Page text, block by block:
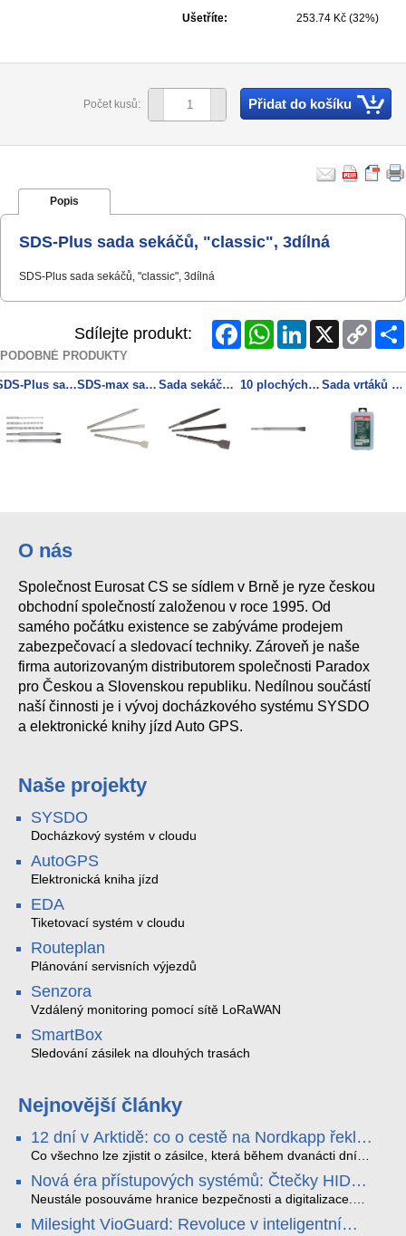
Ušetříte: 253.74 Kč (32%)
Počet kusů: Přidat do košíku
Popis
SDS-Plus sada sekáčů, "classic", 3dílná
SDS-Plus sada sekáčů, "classic", 3dílná
Sdílejte produkt: FacebookWhatsAppLinkedInX
Copy
Link
PODOBNÉ PRODUKTY
SDS-Plus sada vrtáků/sekáčů 5dílná SDS-max sada sekáčů, "classic", 3dílná Sada sekáčů SDS-plus, „professional“, 3 dílná 10 plochých sekáčů SDS-plus „professional“ 250 x 20 mm Sada vrtáků SDS-plus Classic, 7dílná Ø 5, 6, 8 mm, d = 110 mm / Ø 6, 8, 10, 12 mm d = 160
O nás
Společnost Eurosat CS se sídlem v Brně je ryze českou
obchodní společností založenou v roce 1995. Od
samého počátku existence se zabýváme prodejem
zabezpečovací a sledovací techniky. Zároveň je naše
firma autorizovaným distributorem společnosti Paradox
pro Českou a Slovenskou republiku. Nedílnou součástí
naší činnosti je i vývoj docházkového systému SYSDO
a elektronické knihy jízd Auto GPS.
Naše projekty
SYSDO
Docházkový systém v cloudu
AutoGPS
Elektronická kniha jízd
EDA
Tiketovací systém v cloudu
Routeplan
Plánování servisních výjezdů
Senzora
Vzdálený monitoring pomocí sítě LoRaWAN
SmartBox
Sledování zásilek na dlouhých trasách
Nejnovější články
12 dní v Arktidě: co o cestě na Nordkapp řekla
data ze SMARTBOX 2 MAX
Co všechno lze zjistit o zásilce, která během dvanácti dní
projede Arktidou? SMARTBOX 2 MAX jsme vzali na trasu z
Tromsø přes Lofoty, Kirunu a finské Laponsko až na
Nordkapp. Bez jediného dobití, v mrazu až −13 °C a mimo
otřesy i náklon. Výsledkem není jen čára na mapě, ale
Nová éra přístupových systémů: Čtečky HID
Signo
Neustále posouváme hranice bezpečnosti a digitalizace.
v oblasti kontroly přístupu – moderní a vysoce univerzální
Milesight VioGuard: Revoluce v inteligentní